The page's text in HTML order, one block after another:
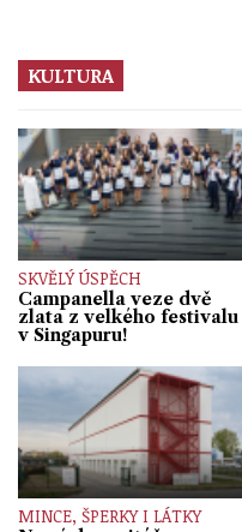
KULTURA
SKVĚLÝ ÚSPĚCH
Campanella veze dvě
zlata z velkého festivalu
v Singapuru!
MINCE, ŠPERKY I LÁTKY